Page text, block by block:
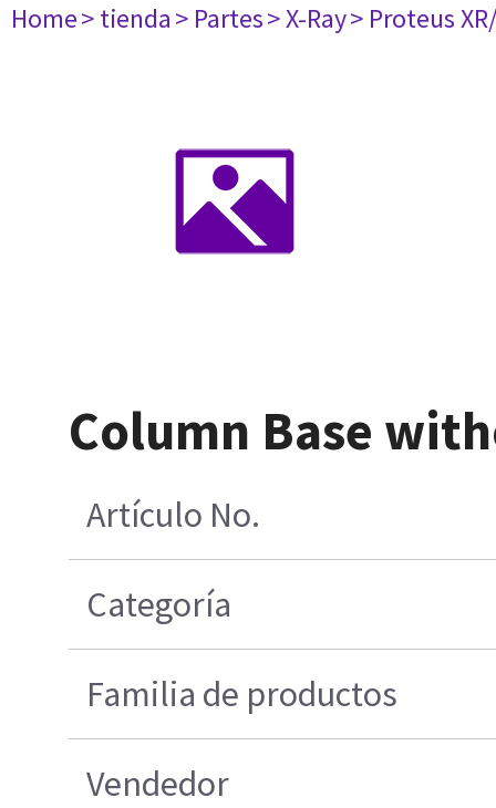
Home> tienda> Partes> X-Ray> Proteus
Column Base
Artículo No.
Categoría
Familia de productos
Vendedor